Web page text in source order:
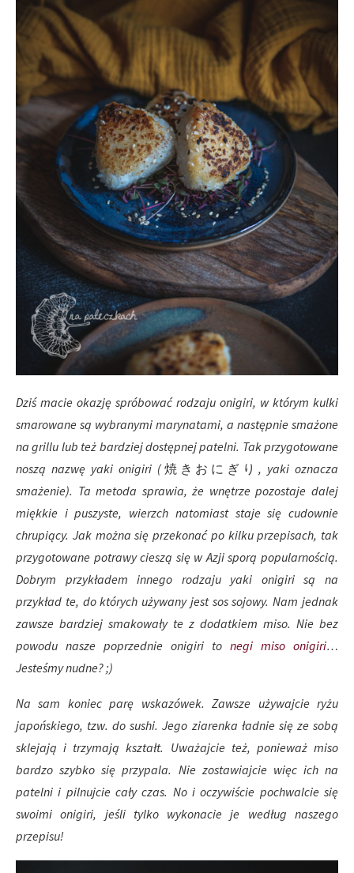
Dziś macie okazję spróbować rodzaju onigiri, w którym kulki
smarowane są wybranymi marynatami, a następnie smażone
na grillu lub też bardziej dostępnej patelni. Tak przygotowane
noszą nazwę yaki onigiri (焼きおにぎり, yaki oznacza
smażenie). Ta metoda sprawia, że wnętrze pozostaje dalej
miękkie i puszyste, wierzch natomiast staje się cudownie
chrupiący. Jak można się przekonać po kilku przepisach, tak
przygotowane potrawy cieszą się w Azji sporą popularnością.
Dobrym przykładem innego rodzaju yaki onigiri są na
przykład te, do których używany jest sos sojowy. Nam jednak
zawsze bardziej smakowały te z dodatkiem miso. Nie bez
powodu nasze poprzednie onigiri to negi miso onigiri…
Jesteśmy nudne? ;)
Na sam koniec parę wskazówek. Zawsze używajcie ryżu
japońskiego, tzw. do sushi. Jego ziarenka ładnie się ze sobą
sklejają i trzymają kształt. Uważajcie też, ponieważ miso
bardzo szybko się przypala. Nie zostawiajcie więc ich na
patelni i pilnujcie cały czas. No i oczywiście pochwalcie się
swoimi onigiri, jeśli tylko wykonacie je według naszego
przepisu!